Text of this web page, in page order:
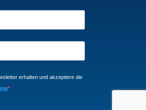
erhalten und akzeptiere die